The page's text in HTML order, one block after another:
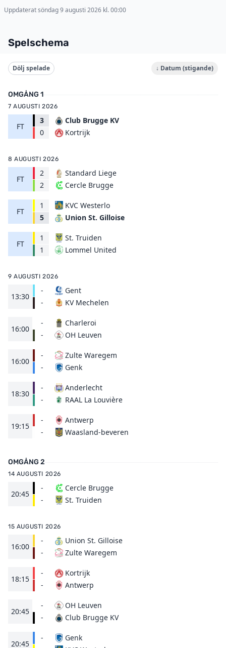
Uppdaterat söndag 9 augusti 2026 kl. 00:00
Spelschema
Dölj spelade ↓ Datum (stigande)
OMGÅNG 1
7 AUGUSTI 2026
FT
3
0
Club Brugge KV
Kortrijk
8 AUGUSTI 2026
FT
2
2
Standard Liege
Cercle Brugge
FT
1
5
KVC Westerlo
Union St. Gilloise
FT
1
1
St. Truiden
Lommel United
9 AUGUSTI 2026
13:30
-
-
Gent
KV Mechelen
16:00
-
-
Charleroi
OH Leuven
16:00
-
-
Zulte Waregem
Genk
18:30
-
-
Anderlecht
RAAL La Louvière
19:15
-
-
Antwerp
Waasland-beveren
OMGÅNG 2
14 AUGUSTI 2026
20:45
-
-
Cercle Brugge
St. Truiden
15 AUGUSTI 2026
16:00
-
-
Union St. Gilloise
Zulte Waregem
18:15
-
-
Kortrijk
Antwerp
20:45
-
-
OH Leuven
Club Brugge KV
20:45
-
Genk